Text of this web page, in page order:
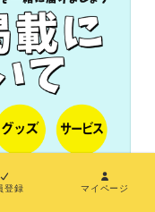
登録 マイページ